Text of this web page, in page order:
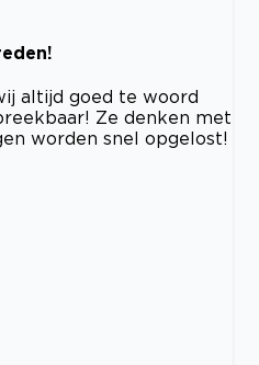
altijd goed te woord
Ze denken met
worden snel opgelost!